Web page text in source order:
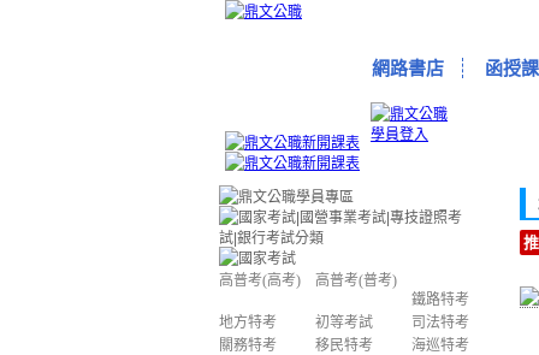
網路書店 函授
高普考(高考)
高普考(普考)
鐵路特考
地方特考
初等考試
司法特考
關務特考
移民特考
海巡特考